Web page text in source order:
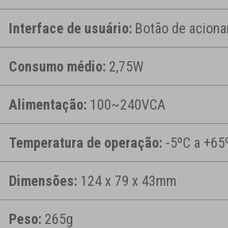
Interface de usuário: Botão de
Consumo médio: 2,75W
Alimentação: 100~240VCA
Temperatura de operação: -5ºC a
Dimensões: 124 x 79 x 43mm
Peso: 265g